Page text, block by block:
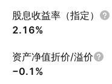
股息收益率（指定）
2.16%
资产净值折价/溢价
−0.1%